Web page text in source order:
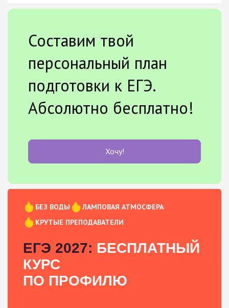
Составим твой
персональный план
подготовки к ЕГЭ.
Абсолютно бесплатно!
Хочу!
БЕЗ ВОДЫ
ЛАМПОВАЯ АТМОСФЕРА
КРУТЫЕ ПРЕПОДАВАТЕЛИ
ЕГЭ 2027: БЕСПЛАТНЫЙ
КУРС
ПО ПРОФИЛЮ